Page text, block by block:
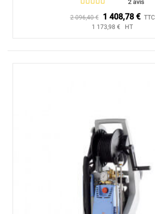
2 avis
2 096,40 € 1 408,78 € TTC
1 173,98 € HT